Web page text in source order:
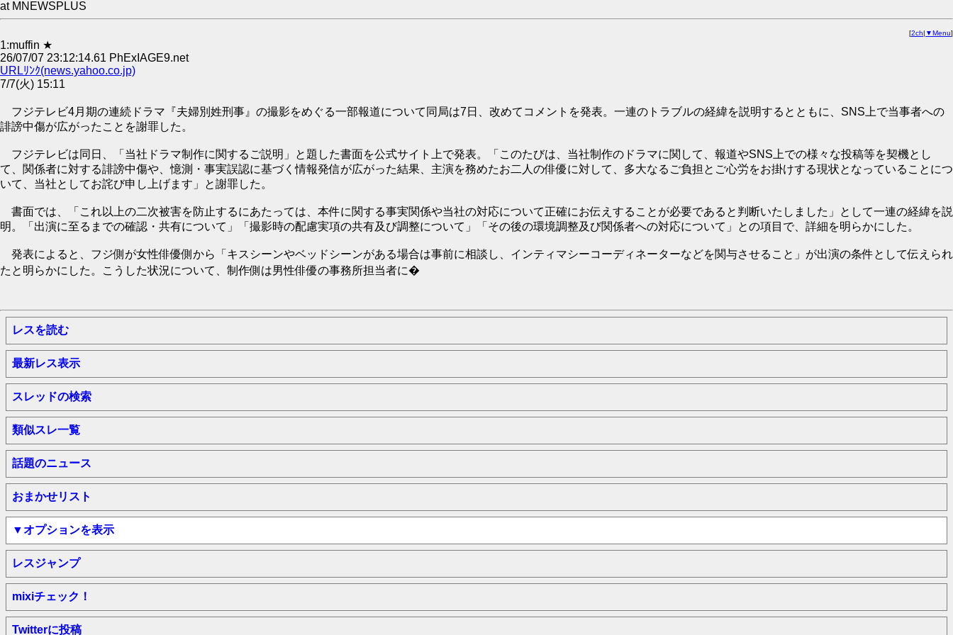
at MNEWSPLUS
[2ch| ▼Menu]
1:muffin ★
26/07/07 23:12:14.61 PhExIAGE9.net
URLﾘﾝｸ(news.yahoo.co.jp)
7/7(火) 15:11
フジテレビ4月期の連続ドラマ『夫婦別姓刑事』の撮影をめぐる一部報道について同局は7日、改めてコメントを発表。一連のトラブルの経緯を説明するとともに、SNS上で当事者への
誹謗中傷が広がったことを謝罪した。
フジテレビは同日、「当社ドラマ制作に関するご説明」と題した書面を公式サイト上で発表。「このたびは、当社制作のドラマに関して、報道やSNS上での様々な投稿等を契機とし
て、関係者に対する誹謗中傷や、憶測・事実誤認に基づく情報発信が広がった結果、主演を務めたお二人の俳優に対して、多大なるご負担とご心労をお掛けする現状となっていることにつ
いて、当社としてお詫び申し上げます」と謝罪した。
書面では、「これ以上の二次被害を防止するにあたっては、本件に関する事実関係や当社の対応について正確にお伝えすることが必要であると判断いたしました」として一連の経緯を説
明。「出演に至るまでの確認・共有について」「撮影時の配慮実項の共有及び調整について」「その後の環境調整及び関係者への対応について」との項目で、詳細を明らかにした。
発表によると、フジ側が女性俳優側から「キスシーンやベッドシーンがある場合は事前に相談し、インティマシーコーディネーターなどを関与させること」が出演の条件として伝えられ
たと明らかにした。こうした状況について、制作側は男性俳優の事務所担当者に�
レスを読む
最新レス表示
スレッドの検索
類似スレ一覧
話題のニュース
おまかせリスト
▼オプションを表示
レスジャンプ
mixiチェック！
Twitterに投稿